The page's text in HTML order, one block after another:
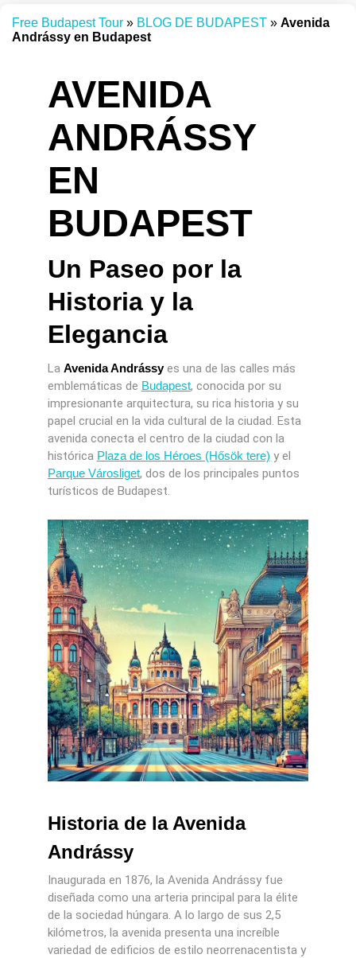
Free Budapest Tour » BLOG DE BUDAPEST » Avenida
Andrássy en Budapest
AVENIDA
ANDRÁSSY
EN
BUDAPEST
Un Paseo por la
Historia y la
Elegancia
La Avenida Andrássyes una de las calles más
emblemáticas de Budapest, conocida por su
impresionante arquitectura, su rica historia y su
papel crucial en la vida cultural de la ciudad. Esta
avenida conecta el centro de la ciudad con la
histórica Plaza de los Héroes (Hősök tere) y el
Parque Városliget, dos de los principales puntos
turísticos de Budapest.
Historia de la Avenida
Andrássy
Inaugurada en 1876, la Avenida Andrássy fue
diseñada como una arteria principal para la élite
de la sociedad húngara. A lo largo de sus 2,5
kilómetros, la avenida presenta una increíble
variedad de edificios de estilo neorrenacentista y